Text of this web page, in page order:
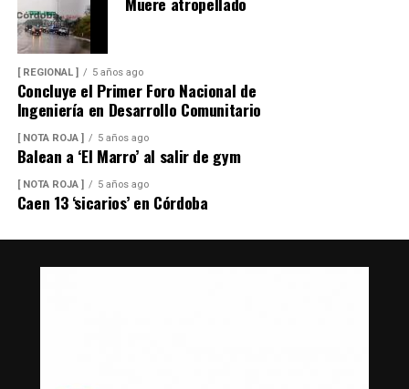
[ REGIONAL ] 5 años ago
Concluye el Primer Foro Nacional de
Ingeniería en Desarrollo Comunitario
[ NOTA ROJA ] 5 años ago
Balean a ‘El Marro’ al salir de gym
[ NOTA ROJA ] 5 años ago
Caen 13 ‘sicarios’ en Córdoba